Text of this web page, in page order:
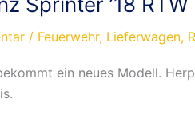
/ Feuerwehr, Lieferwagen,
ein neues Modell.